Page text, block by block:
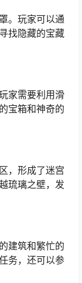
。玩家可以通
找隐藏的宝藏
家需要利用滑
宝箱和神奇的
，形成了迷宫
琉璃之壁，发
建筑和繁忙的
务，还可以参